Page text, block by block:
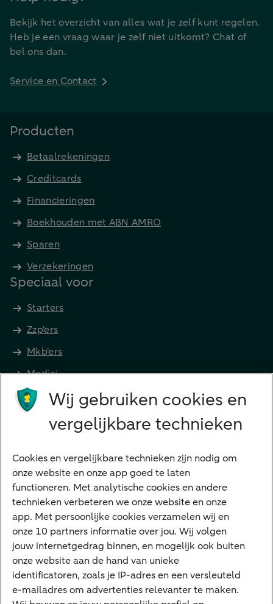
Bekijk het overzicht van alles wat je zelf kunt regelen.
Heb je een vraag waar je zelf niet uitkomt? Chat of
bel ons dan.
Service en Contact
Producten
Betaalrekeningen
Creditcards
Financieringen
Boekhouden met ABN AMRO
Sparen
Verzekeringen
Speciaal voor
Starters
Zzp'ers
Mkb'ers
Medici
Advocaten en notarissen
Diensten
VraagHugo
Corporate Finance
Tikkie zakelijk
Cyber Veilig & Zeker
Private Banking
Interessant
Wij gebruiken cookies en
vergelijkbare technieken
Cookies en vergelijkbare technieken zijn nodig om
onze website en onze app goed te laten
functioneren. Met analytische cookies en andere
technieken verbeteren we onze website en onze
app. Met persoonlijke cookies verzamelen wij en
onze 10 partners informatie over jou. Wij volgen
jouw internetgedrag binnen, en mogelijk ook buiten
onze website aan de hand van unieke
identificatoren, zoals je IP-adres en een versleuteld
e-mailadres om advertenties relevanter te maken.